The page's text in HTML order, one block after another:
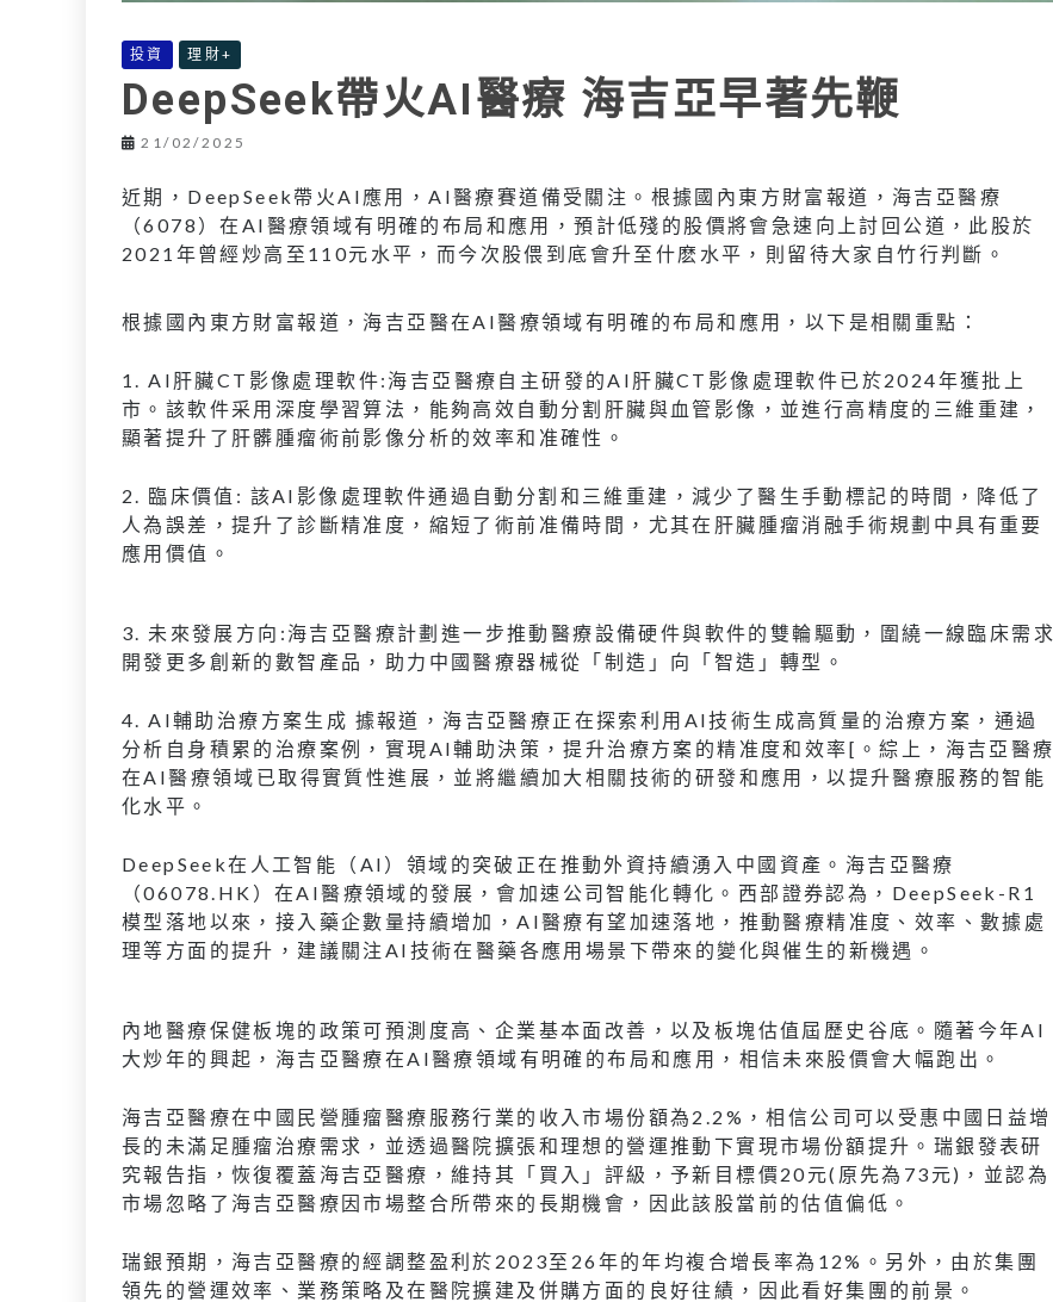
投資 理財+
DeepSeek帶火AI醫療 海吉亞早著先鞭
21/02/2025
近期，DeepSeek帶火AI應用，AI醫療賽道備受關注。根據國內東方財富報道，海吉亞醫療
（6078）在AI醫療領域有明確的布局和應用，預計低殘的股價將會急速向上討回公道，此股於
2021年曾經炒高至110元水平，而今次股偎到底會升至什麽水平，則留待大家自竹行判斷。
根據國內東方財富報道，海吉亞醫在AI醫療領域有明確的布局和應用，以下是相關重點：
1. AI肝臟CT影像處理軟件:海吉亞醫療自主研發的AI肝臟CT影像處理軟件已於2024年獲批上
市。該軟件采用深度學習算法，能夠高效自動分割肝臟與血管影像，並進行高精度的三維重建，
顯著提升了肝髒腫瘤術前影像分析的效率和准確性。
2. 臨床價值: 該AI影像處理軟件通過自動分割和三維重建，減少了醫生手動標記的時間，降低了
人為誤差，提升了診斷精准度，縮短了術前准備時間，尤其在肝臟腫瘤消融手術規劃中具有重要
應用價值。
3. 未來發展方向:海吉亞醫療計劃進一步推動醫療設備硬件與軟件的雙輪驅動，圍繞一線臨床需求
開發更多創新的數智產品，助力中國醫療器械從「制造」向「智造」轉型。
4. AI輔助治療方案生成 據報道，海吉亞醫療正在探索利用AI技術生成高質量的治療方案，通過
分析自身積累的治療案例，實現AI輔助決策，提升治療方案的精准度和效率[。綜上，海吉亞醫療
在AI醫療領域已取得實質性進展，並將繼續加大相關技術的研發和應用，以提升醫療服務的智能
化水平。
DeepSeek在人工智能（AI）領域的突破正在推動外資持續湧入中國資產。海吉亞醫療
（06078.HK）在AI醫療領域的發展，會加速公司智能化轉化。西部證券認為，DeepSeek-R1
模型落地以來，接入藥企數量持續增加，AI醫療有望加速落地，推動醫療精准度、效率、數據處
理等方面的提升，建議關注AI技術在醫藥各應用場景下帶來的變化與催生的新機遇。
內地醫療保健板塊的政策可預測度高、企業基本面改善，以及板塊估值屆歷史谷底。隨著今年AI
大炒年的興起，海吉亞醫療在AI醫療領域有明確的布局和應用，相信未來股價會大幅跑出。
海吉亞醫療在中國民營腫瘤醫療服務行業的收入市場份額為2.2%，相信公司可以受惠中國日益增
長的未滿足腫瘤治療需求，並透過醫院擴張和理想的營運推動下實現市場份額提升。瑞銀發表研
究報告指，恢復覆蓋海吉亞醫療，維持其「買入」評級，予新目標價20元(原先為73元)，並認為
市場忽略了海吉亞醫療因市場整合所帶來的長期機會，因此該股當前的估值偏低。
瑞銀預期，海吉亞醫療的經調整盈利於2023至26年的年均複合增長率為12%。另外，由於集團
領先的營運效率、業務策略及在醫院擴建及併購方面的良好往績，因此看好集團的前景。